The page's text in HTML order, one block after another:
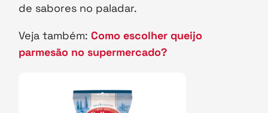
de sabores no paladar.
Veja também: Como escolher queijo
parmesão no supermercado?